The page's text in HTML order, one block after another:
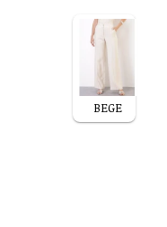
BEGE